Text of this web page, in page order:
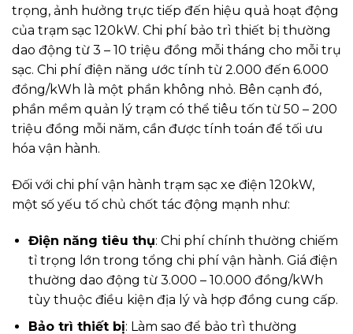
trọng, ảnh hưởng trực tiếp đến hiệu quả hoạt động
của trạm sạc 120kW. Chi phí bảo trì thiết bị thường
dao động từ 3 – 10 triệu đồng mỗi tháng cho mỗi trụ
sạc. Chi phí điện năng ước tính từ 2.000 đến 6.000
đồng/kWh là một phần không nhỏ. Bên cạnh đó,
phần mềm quản lý trạm có thể tiêu tốn từ 50 – 200
triệu đồng mỗi năm, cần được tính toán để tối ưu
hóa vận hành.
Đối với chi phí vận hành trạm sạc xe điện 120kW,
một số yếu tố chủ chốt tác động mạnh như:
Điện năng tiêu thụ: Chi phí chính thường chiếm
tỉ trọng lớn trong tổng chi phí vận hành. Giá điện
thường dao động từ 3.000 – 10.000 đồng/kWh
tùy thuộc điều kiện địa lý và hợp đồng cung cấp.
Bảo trì thiết bị: Làm sao để bảo trì thường